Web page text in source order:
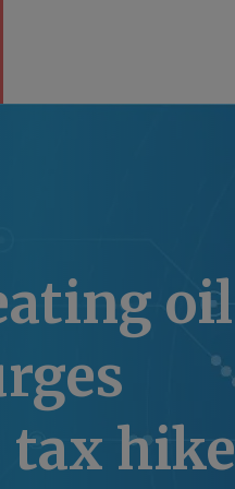
oil
tax hike